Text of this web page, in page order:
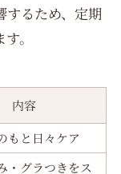
するため、定期
。
内容
もと日々ケア
・グラつきをス